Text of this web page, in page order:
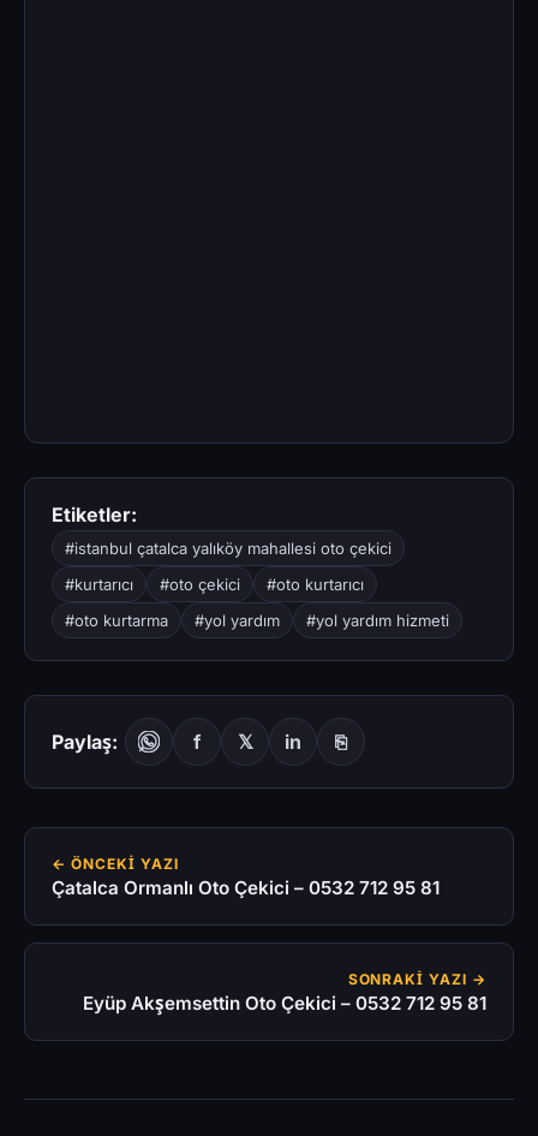
Etiketler:
#istanbul çatalca yalıköy mahallesi oto çekici
#kurtarıcı
#oto çekici
#oto kurtarıcı
#oto kurtarma
#yol yardım #yol yardım hizmeti
Paylaş: f 𝕏 in ⎘
← ÖNCEKI YAZI
Çatalca Ormanlı Oto Çekici – 0532 712 95 81
SONRAKI YAZI →
Eyüp Akşemsettin Oto Çekici – 0532 712 95 81